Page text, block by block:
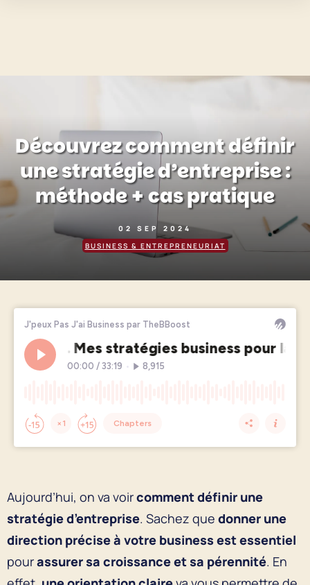
Découvrez comment définir
une stratégie d’entreprise :
méthode + cas pratique
02 SEP 2024
BUSINESS & ENTREPRENEURIAT
Aujourd’hui, on va voircomment définir une
stratégie d’entreprise. Sachez que donner une
direction précise à votre business est essentiel
pourassurer sa croissance et sa pérennité. En